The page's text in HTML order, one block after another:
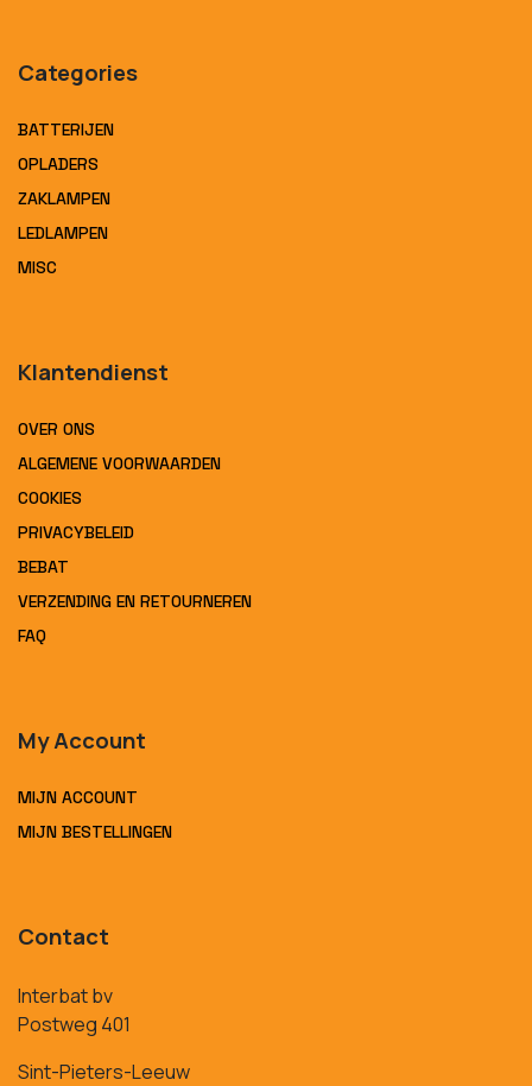
Categories
BATTERIJEN
OPLADERS
ZAKLAMPEN
LEDLAMPEN
MISC
Klantendienst
OVER ONS
ALGEMENE VOORWAARDEN
COOKIES
PRIVACYBELEID
BEBAT
VERZENDING EN RETOURNEREN
FAQ
My Account
MIJN ACCOUNT
MIJN BESTELLINGEN
Contact
Interbat bv
Postweg 401
Sint-Pieters-Leeuw